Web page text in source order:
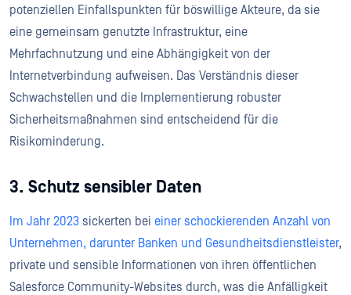
potenziellen Einfallspunkten für böswillige Akteure, da sie
eine gemeinsam genutzte Infrastruktur, eine
Mehrfachnutzung und eine Abhängigkeit von der
Internetverbindung aufweisen. Das Verständnis dieser
Schwachstellen und die Implementierung robuster
Sicherheitsmaßnahmen sind entscheidend für die
Risikominderung.
3. Schutz sensibler Daten
Im Jahr 2023 sickerten bei einer schockierenden Anzahl von
Unternehmen, darunter Banken und Gesundheitsdienstleister,
private und sensible Informationen von ihren öffentlichen
Salesforce Community-Websites durch, was die Anfälligkeit